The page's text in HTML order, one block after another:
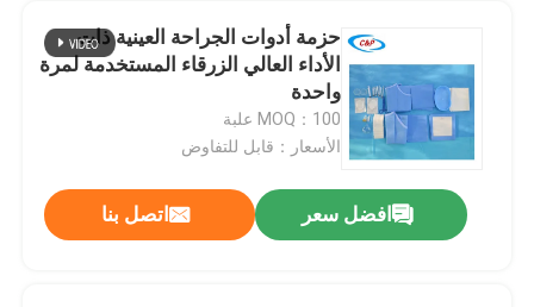
حزمة أدوات الجراحة العينية ذات
الأداء العالي الزرقاء المستخدمة لمرة
واحدة
MOQ：100 علبة
الأسعار：قابل للتفاوض
افضل سعر اتصل بنا